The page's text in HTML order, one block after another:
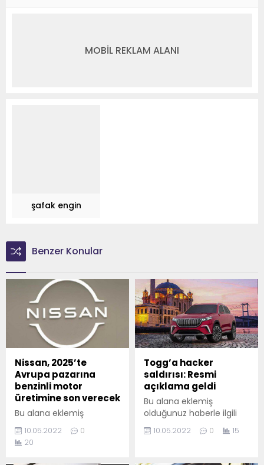
MOBİL REKLAM ALANI
şafak engin
Benzer Konular
Nissan, 2025’te
Avrupa pazarına
benzinli motor
üretimine son verecek
Bu alana eklemiş
olduğunuz haberle ilgili
kısa bir özet bilgisi
ekleyebilirsiniz. Bu metin
yazı düzenleme
10.05.2022
0
20
Togg’a hacker
saldırısı: Resmi
açıklama geldi
Bu alana eklemiş
olduğunuz haberle ilgili
kısa bir özet bilgisi
ekleyebilirsiniz. Bu metin
sayfasında "Özet"
10.05.2022 0 15